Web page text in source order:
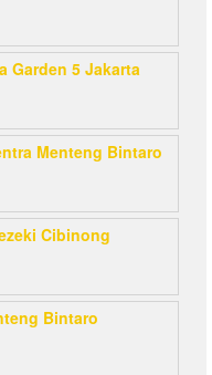
Garden 5 Jakarta
Menteng Bintaro
Cibinong
Bintaro